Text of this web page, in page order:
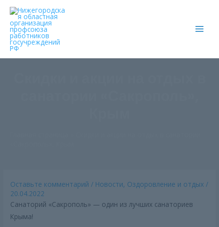
Оставьте комментарий / Новости, Оздоровление и отдых /
20.04.2022
Санаторий «Сакрополь» — один из лучших санаториев
Крыма!